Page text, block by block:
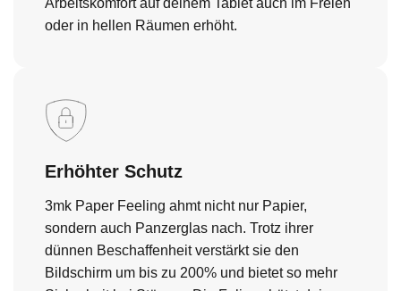
Arbeitskomfort auf deinem Tablet auch im Freien
oder in hellen Räumen erhöht.
Erhöhter Schutz
3mk Paper Feeling ahmt nicht nur Papier,
sondern auch Panzerglas nach. Trotz ihrer
dünnen Beschaffenheit verstärkt sie den
Bildschirm um bis zu 200% und bietet so mehr